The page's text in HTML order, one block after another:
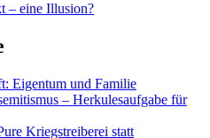
– eine Illusion?
Eigentum und Familie
– Herkulesaufgabe für
Kriegstreiberei statt